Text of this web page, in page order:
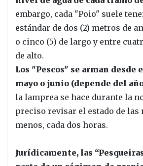
embargo, cada "Poio" suele
estándar de dos (2) metros de
o cinco (5) de largo y entre
de alto.
Los "Pescos" se arman desde
mayo o junio (depende del
la lamprea se hace durante la
preciso revisar el estado de las
menos, cada dos horas.
Jurídicamente, las